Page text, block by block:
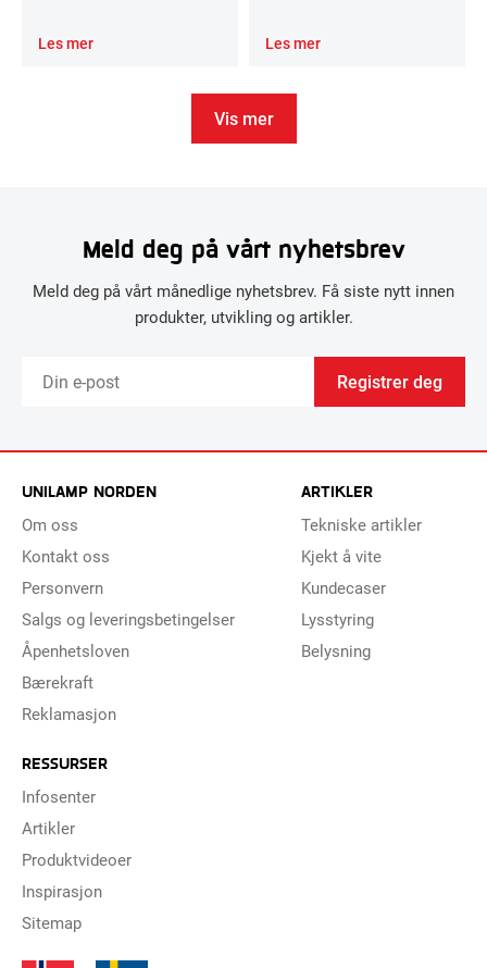
Les mer Les mer
Vis mer
Meld deg på vårt nyhetsbrev
Meld deg på vårt månedlige nyhetsbrev. Få siste nytt innen
produkter, utvikling og artikler.
Registrer deg
UNILAMP NORDEN
Om oss
Kontakt oss
Personvern
Salgs og leveringsbetingelser
Åpenhetsloven
Bærekraft
Reklamasjon
ARTIKLER
Tekniske artikler
Kjekt å vite
Kundecaser
Lysstyring
Belysning
RESSURSER
Infosenter
Artikler
Produktvideoer
Inspirasjon
Sitemap